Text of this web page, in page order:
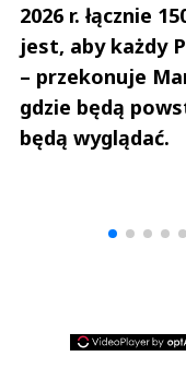
2026 r. łącznie
jest, aby każdy
– przekonuje
gdzie będą
będą wyglądać.